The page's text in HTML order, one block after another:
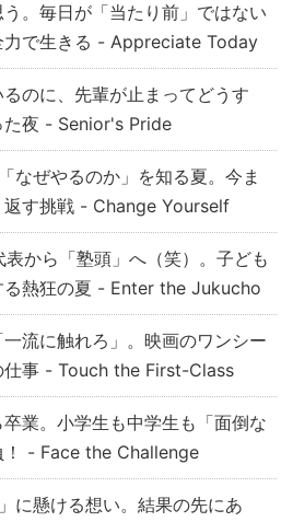
。毎日が「当たり前」ではない
力で生きる - Appreciate Today
るのに、先輩が止まってどうす
た夜 - Senior's Pride
なぜやるのか」を知る夏。今ま
返す挑戦 - Change Yourself
表から「塾頭」へ（笑）。子ども
る熱狂の夏 - Enter the Jukucho
流に触れろ」。映画のワンシー
仕事 - Touch the First-Class
業。小学生も中学生も「面倒な
！ - Face the Challenge
に懸ける想い。結果の先にあ